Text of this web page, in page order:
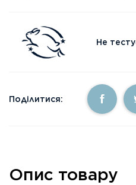
Не
Поділитися:
Опис товару